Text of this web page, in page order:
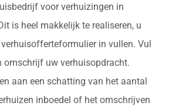
voor verhuizingen in
is heel makkelijk te realiseren, u
in vullen. Vul
omschrijf uw verhuisopdracht.
aan een schatting van het aantal
inboedel of het omschrijven